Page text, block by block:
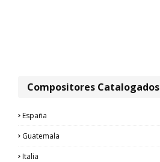
Compositores Catalogados
España
Guatemala
Italia